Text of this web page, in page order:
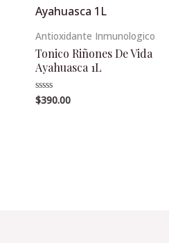
Antioxidante Inmunologico
Tonico Riñones De Vida
Ayahuasca 1L
Valorado
en
$390.00